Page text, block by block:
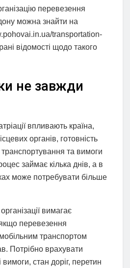
перевезення
можна знайти на
transportation-
відомості щодо такого
не завжди
впливають країна,
органів, готовність
транспортування та вимоги
займає кілька днів, а в
може потребувати більше
вимагає
перевезення
транспортом
Потрібно врахувати
стан доріг, перетин